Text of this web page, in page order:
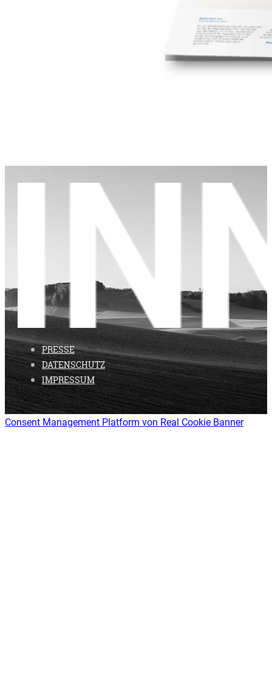
PRESSE
DATENSCHUTZ
IMPRESSUM
Consent Management Platform von Real Cookie Banner